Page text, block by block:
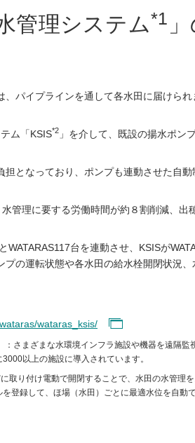
管理システム*1
パイプラインを通して各水田に届けら
ム「KSIS*2 」を介して、既設の揚水ポン
となっており、ポンプも連動させた自
管理に要する労働時間が約８割削減、
台を連動させ、KSISが
の運転状態や各水田の給水栓開閉状況
wataras_ksis/
さまざまな水環境インフラ施設や機器を遠隔
以上の施設に導入されています。
取り付け電動で開閉することで、水田の水管理
登録して、ほ場（水田）ごとに最適水位を自動